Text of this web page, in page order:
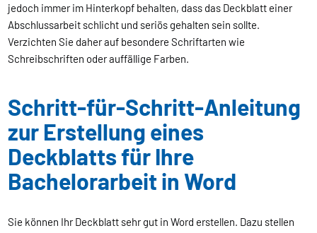
jedoch immer im Hinterkopf behalten, dass das Deckblatt einer
Abschlussarbeit schlicht und seriös gehalten sein sollte.
Verzichten Sie daher auf besondere Schriftarten wie
Schreibschriften oder auffällige Farben.
Schritt-für-Schritt-Anleitung
zur Erstellung eines
Deckblatts für Ihre
Bachelorarbeit in Word
Sie können Ihr Deckblatt sehr gut in Word erstellen. Dazu stellen